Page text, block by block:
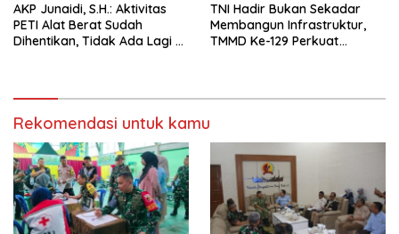
AKP Junaidi, S.H.: Aktivitas
PETI Alat Berat Sudah
Dihentikan, Tidak Ada Lagi di
TNI Hadir Bukan Sekadar
Membangun Infrastruktur,
TMMD Ke-129 Perkuat
Rekomendasi untuk kamu